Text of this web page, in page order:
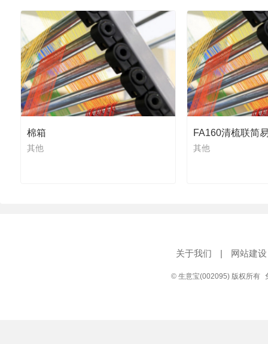
棉箱
其他
FA160清梳联简
其他
关于我们 | 网站建设
© 生意宝(002095) 版权所有